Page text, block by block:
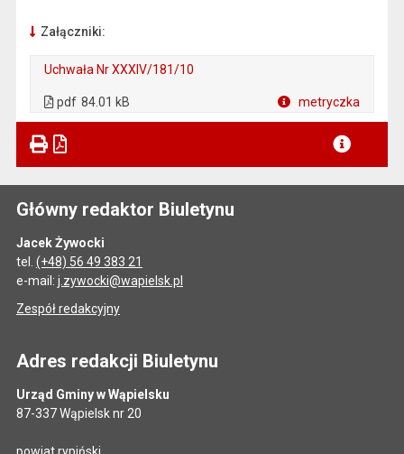
Załączniki:
Uchwała Nr XXXIV/181/10
pdf 84.01 kB metryczka
Główny redaktor Biuletynu
Jacek Żywocki
tel. (+48) 56 49 383 21
e-mail: j.zywocki@wapielsk.pl
Zespół redakcyjny
Adres redakcji Biuletynu
Urząd Gminy w Wąpielsku
87-337 Wąpielsk nr 20
powiat rypiński